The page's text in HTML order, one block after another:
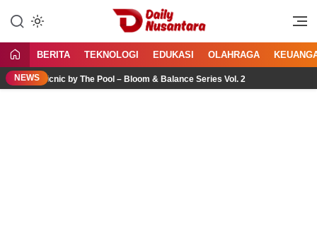
konten
Daily Nusantara
Menyajikan Fakta, Menginspirasi
BERITA TEKNOLOGI EDUKASI OLAHRAGA
NEWS
Picnic by The Pool – Bloom & Balance Series Vol. 2